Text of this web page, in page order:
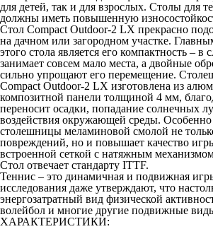
для детей, так и для взрослых. Столы для
должны иметь повышенную
Стол Compact Outdoor-2 LX прекрасно
на дачном или загородном участке.
этого стола является его компактность –
занимает совсем мало места, а двойные
сильно упрощают его перемещение.
Compact Outdoor-2 LX изготовлена из
композитной панели толщиной 4 мм,
переносит осадки, попадание солнечных
воздействия окружающей среды.
столешницы меламиновой смолой не
повреждений, но и повышает качество
встроенной сеткой с натяжным
Стол отвечает стандарту ITTF.
Теннис – это динамичная и подвижная
исследования даже утверждают, что
энергозатратный вид физической
волейбол и многие другие подвижные
ХАРАКТЕРИСТИКИ: